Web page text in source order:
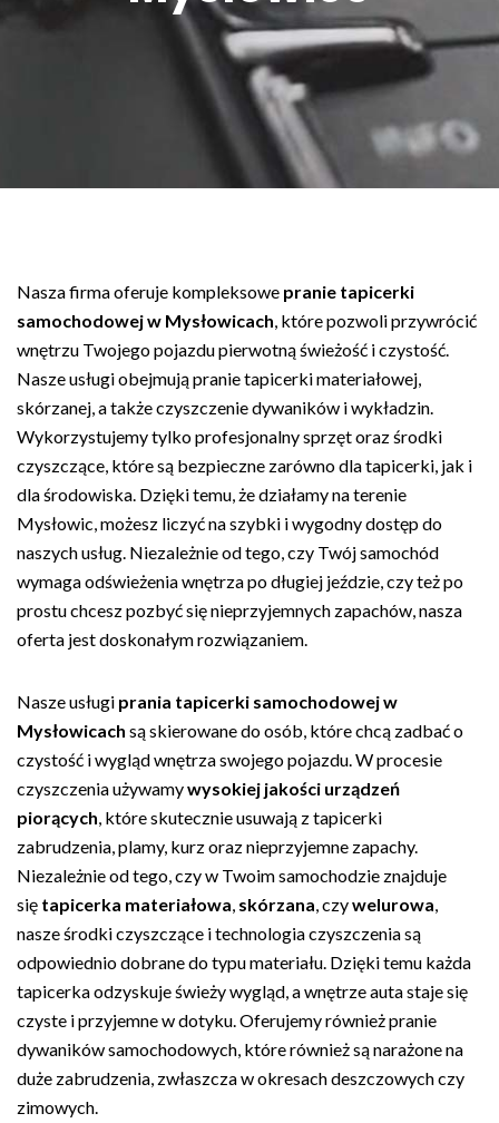
Nasza firma oferuje kompleksowe pranie tapicerki
samochodowej w Mysłowicach, które pozwoli przywrócić
wnętrzu Twojego pojazdu pierwotną świeżość i czystość.
Nasze usługi obejmują pranie tapicerki materiałowej,
skórzanej, a także czyszczenie dywaników i wykładzin.
Wykorzystujemy tylko profesjonalny sprzęt oraz środki
czyszczące, które są bezpieczne zarówno dla tapicerki, jak i
dla środowiska. Dzięki temu, że działamy na terenie
Mysłowic, możesz liczyć na szybki i wygodny dostęp do
naszych usług. Niezależnie od tego, czy Twój samochód
wymaga odświeżenia wnętrza po długiej jeździe, czy też po
prostu chcesz pozbyć się nieprzyjemnych zapachów, nasza
oferta jest doskonałym rozwiązaniem.
Nasze usługi prania tapicerki samochodowej w
Mysłowicach są skierowane do osób, które chcą zadbać o
czystość i wygląd wnętrza swojego pojazdu. W procesie
czyszczenia używamywysokiej jakości urządzeń
piorących, które skutecznie usuwają z tapicerki
zabrudzenia, plamy, kurz oraz nieprzyjemne zapachy.
Niezależnie od tego, czy w Twoim samochodzie znajduje
się tapicerka materiałowa, skórzana, czywelurowa,
nasze środki czyszczące i technologia czyszczenia są
odpowiednio dobrane do typu materiału. Dzięki temu każda
tapicerka odzyskuje świeży wygląd, a wnętrze auta staje się
czyste i przyjemne w dotyku. Oferujemy również pranie
dywaników samochodowych, które również są narażone na
duże zabrudzenia, zwłaszcza w okresach deszczowych czy
zimowych.